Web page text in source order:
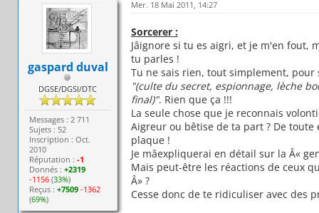
gaspard duval
DGSE/DGSI/DTC
Messages : 2 711
Sujets : 52
Inscription : Oct.
2010
Réputation :-1
Donnés :+2319
-1156 (33%)
Reçus :+7509 -1362
(69%)
Mer. 18 Mai 2011, 14:27
Sorcerer :
Jâignore si tu es aigri, et je m'en
tu parles !
Tu ne sais rien, tout simplement,
"(culte du secret, espionnage, lèche
final)". Rien que ça !!!
La seule chose que je reconnais
Aigreur ou bêtise de ta part ? De
plaque !
Je mâexpliquerai en détail sur la Â«
Mais peut-être les réactions de ceux
Â» ?
Cesse donc de te ridiculiser avec des